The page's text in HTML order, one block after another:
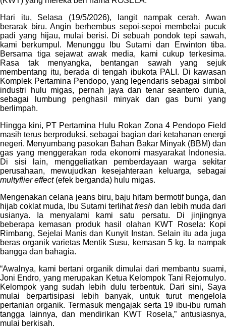
Hari itu, Selasa (19/5/2026), langit nampak cerah. Awan
berarak biru. Angin berhembus sepoi-sepoi membelai pucuk
padi yang hijau, mulai berisi. Di sebuah pondok tepi sawah,
kami berkumpul. Menunggu Ibu Sutarni dan Erwinton tiba.
Bersama tiga sejawat awak media, kami cukup terkesima.
Rasa tak menyangka, bentangan sawah yang sejuk
membentang itu, berada di tengah ibukota PALI. Di kawasan
Komplek Pertamina Pendopo, yang legendaris sebagai simbol
industri hulu migas, pernah jaya dan tenar seantero dunia,
sebagai lumbung penghasil minyak dan gas bumi yang
berlimpah.
Hingga kini, PT Pertamina Hulu Rokan Zona 4 Pendopo Field
masih terus berproduksi, sebagai bagian dari ketahanan energi
negeri. Menyumbang pasokan Bahan Bakar Minyak (BBM) dan
gas yang menggerakan roda ekonomi masyarakat Indonesia.
Di sisi lain, menggeliatkan pemberdayaan warga sekitar
perusahaan, mewujudkan kesejahteraan keluarga, sebagai
multyflier effect(efek berganda) hulu migas.
Mengenakan celana jeans biru, baju hitam bermotif bunga, dan
hijab coklat muda, Ibu Sutarni terlihatfresh dan lebih muda dari
usianya. Ia menyalami kami satu persatu. Di jinjingnya
beberapa kemasan produk hasil olahan KWT Rosela: Kopi
Rimbang, Sejelai Manis dan Kunyit Instan. Selain itu ada juga
beras organik varietas Mentik Susu, kemasan 5 kg. Ia nampak
bangga dan bahagia.
“Awalnya, kami bertani organik dimulai dari membantu suami,
Joni Endro, yang merupakan Ketua Kelompok Tani Rejomulyo.
Kelompok yang sudah lebih dulu terbentuk. Dari sini, Saya
mulai berpartisipasi lebih banyak, untuk turut mengelola
pertanian organik. Termasuk mengajak serta 19 ibu-ibu rumah
tangga lainnya, dan mendirikan KWT Rosela,” antusiasnya,
mulai berkisah.